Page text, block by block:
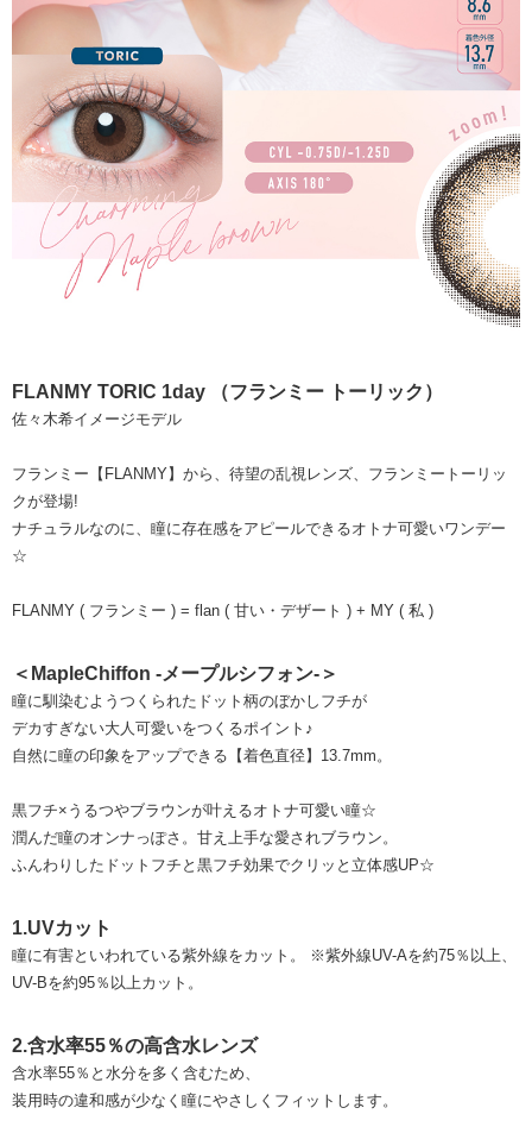
FLANMY TORIC 1day （フランミー トーリック）
佐々木希イメージモデル
フランミー【FLANMY】から、待望の乱視レンズ、フランミートーリッ
クが登場!
ナチュラルなのに、瞳に存在感をアピールできるオトナ可愛いワンデー
☆
FLANMY ( フランミー ) = flan ( 甘い・デザート ) + MY ( 私 )
＜MapleChiffon -メープルシフォン-＞
瞳に馴染むようつくられたドット柄のぼかしフチが
デカすぎない大人可愛いをつくるポイント♪
自然に瞳の印象をアップできる【着色直径】13.7mm。
黒フチ×うるつやブラウンが叶えるオトナ可愛い瞳☆
潤んだ瞳のオンナっぽさ。甘え上手な愛されブラウン。
ふんわりしたドットフチと黒フチ効果でクリッと立体感UP☆
1.UVカット
瞳に有害といわれている紫外線をカット。 ※紫外線UV-Aを約75％以上、
UV-Bを約95％以上カット。
2.含水率55％の高含水レンズ
含水率55％と水分を多く含むため、
装用時の違和感が少なく瞳にやさしくフィットします。